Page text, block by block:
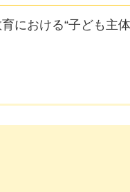
における“子ども主